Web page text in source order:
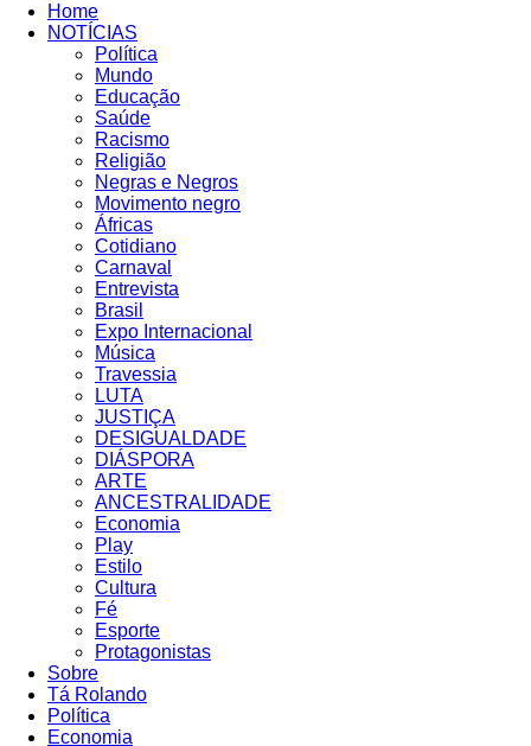
Home
NOTÍCIAS
Política
Mundo
Educação
Saúde
Racismo
Religião
Negras e Negros
Movimento negro
Áfricas
Cotidiano
Carnaval
Entrevista
Brasil
Expo Internacional
Música
Travessia
LUTA
JUSTIÇA
DESIGUALDADE
DIÁSPORA
ARTE
ANCESTRALIDADE
Economia
Play
Estilo
Cultura
Fé
Esporte
Protagonistas
Sobre
Tá Rolando
Política
Economia